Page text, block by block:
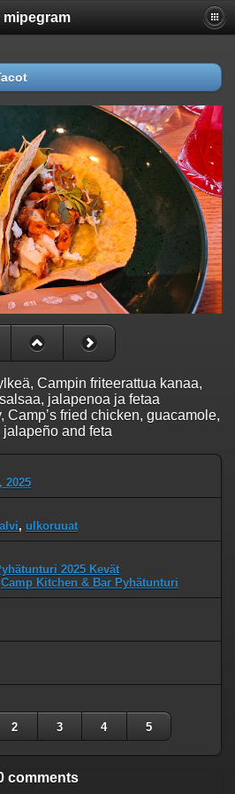
mipegram
Campin friteerattua kanaa,
jalapenoa ja fetaa
Campʼs fried chicken, guacamole,
jalapeño and feta
2025
, ulkoruuat
2025 Kevät
Camp Kitchen & Bar Pyhätunturi
2 3 4 5
comments